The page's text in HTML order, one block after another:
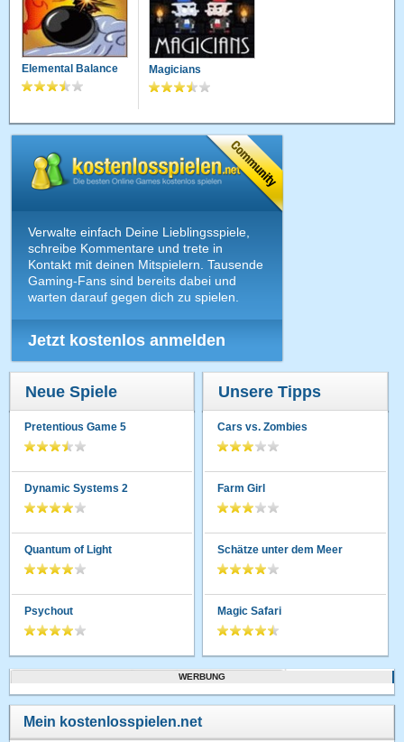
Elemental Balance Magicians
Verwalte einfach Deine Lieblingsspiele,
schreibe Kommentare und trete in
Kontakt mit deinen Mitspielern. Tausende
Gaming-Fans sind bereits dabei und
warten darauf gegen dich zu spielen.
Jetzt kostenlos anmelden
Neue Spiele
Pretentious Game 5
Dynamic Systems 2
Quantum of Light
Psychout
Unsere Tipps
Cars vs. Zombies
Farm Girl
Schätze unter dem Meer
Magic Safari
WERBUNG
Mein kostenlosspielen.net